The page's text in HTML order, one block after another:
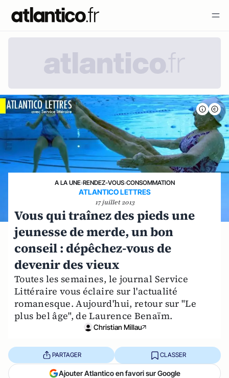
A LA UNE›RENDEZ-VOUS›CONSOMMATION
ATLANTICO LETTRES
17 juillet 2013
Vous qui traînez des pieds une
jeunesse de merde, un bon
conseil : dépêchez-vous de
devenir des vieux
Toutes les semaines, le journal Service
Littéraire vous éclaire sur l'actualité
romanesque. Aujourd'hui, retour sur "Le
plus bel âge", de Laurence Benaïm.
Christian Millau
PARTAGER CLASSER
Ajouter Atlantico en favori sur Google